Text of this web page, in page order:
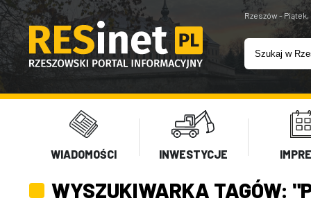
Rzeszów -
WIADOMOŚCI INWESTYCJE
WYSZUKIWARKA TAGÓW: